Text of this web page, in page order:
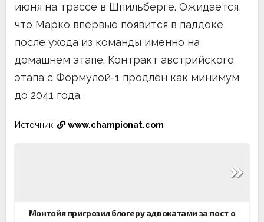
июня на трассе в Шпильберге. Ожидается,
что Марко впервые появится в паддоке
после ухода из команды именно на
домашнем этапе. Контракт австрийского
этапа с Формулой-1 продлён как минимум
до 2041 года.
Источник: www.championat.com
Монтойя пригрозил блогеру адвокатами за пост о